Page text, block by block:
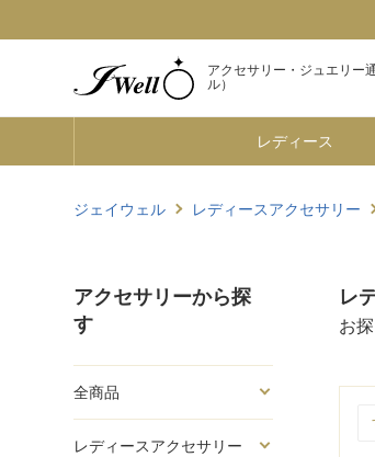
アクセサリー・ジュエリー
ル）
レディース
ジェイウェル レディースアクセサリー
アクセサリーから探
す
全商品
レディースアクセサリー
レ
お